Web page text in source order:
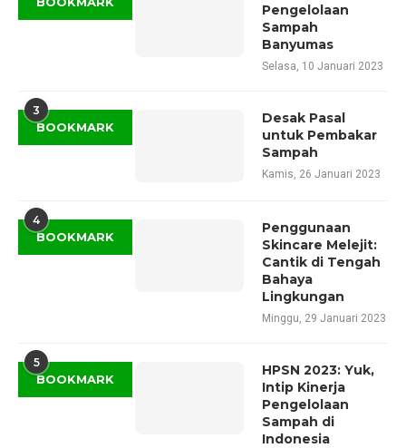
Pengelolaan
Sampah
Banyumas
Selasa, 10 Januari 2023
3
BOOKMARK
Desak Pasal
untuk Pembakar
Sampah
Kamis, 26 Januari 2023
4
BOOKMARK
Penggunaan
Skincare Melejit:
Cantik di Tengah
Bahaya
Lingkungan
Minggu, 29 Januari 2023
5
BOOKMARK
HPSN 2023: Yuk,
Intip Kinerja
Pengelolaan
Sampah di
Indonesia